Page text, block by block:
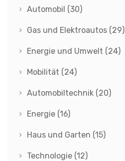
Automobil (30)
Gas und Elektroautos (29)
Energie und Umwelt (24)
Mobilität (24)
Automobiltechnik (20)
Energie (16)
Haus und Garten (15)
Technologie (12)